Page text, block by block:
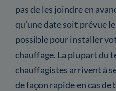
pas de les joindre en
qu'une date soit prévue
possible pour installer
chauffage. La plupart du
chauffagistes arrivent à
de façon rapide en cas de